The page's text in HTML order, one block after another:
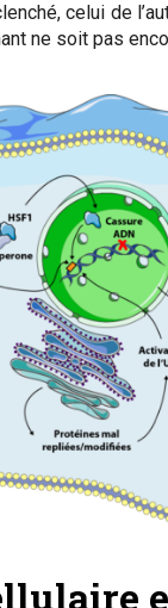
celui de
ne soit pas